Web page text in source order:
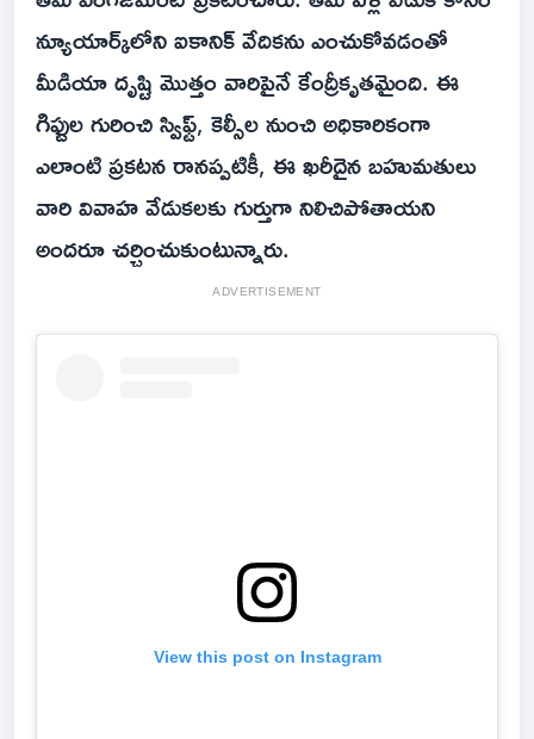
న్యూయార్క్‌లోని ఐకానిక్ వేదికను ఎంచుకోవడంతో
మీడియా దృష్టి మొత్తం వారిపైనే కేంద్రీకృతమైంది. ఈ
గిఫ్టుల గురించి స్విఫ్ట్, కెల్సీల నుంచి అధికారికంగా
ఎలాంటి ప్రకటన రానప్పటికీ, ఈ ఖరీదైన బహుమతులు
వారి వివాహ వేడుకలకు గుర్తుగా నిలిచిపోతాయని
అందరూ చర్చించుకుంటున్నారు.
ADVERTISEMENT
View this post on Instagram